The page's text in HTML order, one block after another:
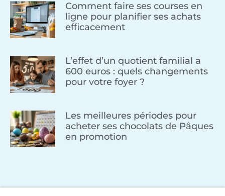
Comment faire ses courses en
ligne pour planifier ses achats
efficacement
L’effet d’un quotient familial a
600 euros : quels changements
pour votre foyer ?
Les meilleures périodes pour
acheter ses chocolats de Pâques
en promotion